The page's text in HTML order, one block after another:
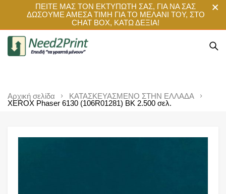
ΠΕΙΤΕ ΜΑΣ ΤΟΝ ΕΚΤΥΠΩΤΗ ΣΑΣ, ΓΙΑ ΝΑ ΣΑΣ
ΔΩΣΟΥΜΕ ΑΜΕΣΑ ΤΙΜΗ ΓΙΑ ΤΟ ΜΕΛΑΝΙ ΤΟΥ, ΣΤΟ
CHAT BOX, ΚΑΤΩ ΔΕΞΙΑ!
Αρχική σελίδα
ΚΑΤΑΣΚΕΥΑΣΜΕΝΟ ΣΤΗΝ ΕΛΛΑΔΑ
XEROX Phaser 6130 (106R01281) BK 2.500 σελ.